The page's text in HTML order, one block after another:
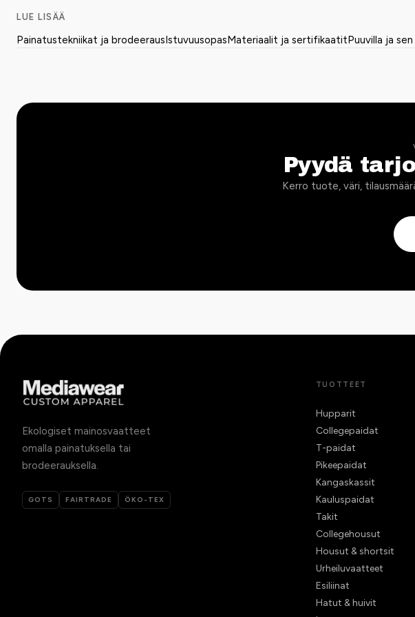
LUE LISÄÄ
Painatustekniikat ja brodeerausIstuvuusopasMateriaalit ja sertifikaatitPuuvilla ja
Pyydä
Kerro tuote, väri,
Ekologiset mainosvaatteet
omalla painatuksella tai
brodeerauksella.
GOTS FAIRTRADE ÖKO-TEX
TUOTTEET
Hupparit
Collegepaidat
T-paidat
Pikeepaidat
Kangaskassit
Kauluspaidat
Takit
Collegehousut
Housut & shortsit
Urheiluvaatteet
Esiliinat
Hatut & huivit